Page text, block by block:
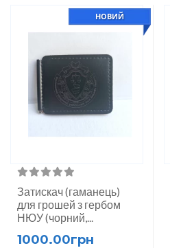
Затискач (гаманець)
для грошей з гербом
НЮУ (чорний,...
НОВИЙ
1000.00грн